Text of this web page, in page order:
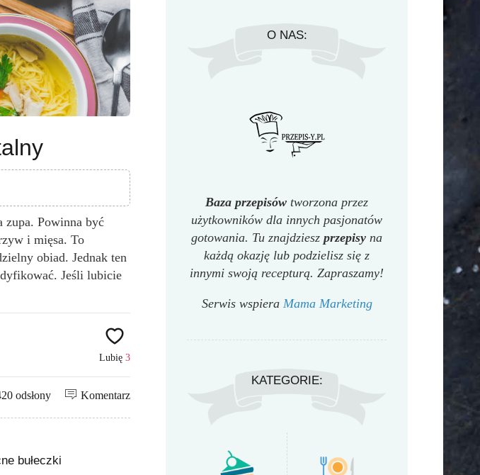
zupa. Powinna być
i mięsa. To
obiad. Jednak ten
Jeśli lubicie
Lubię 3
Komentarz
odsłony
bułeczki
O NAS:
Baza przepisów tworzona przez
użytkowników dla innych pasjonatów
gotowania. Tu znajdziesz przepisy na
każdą okazję lub podzielisz się z
innymi swoją recepturą. Zapraszamy!
Serwis wspiera Mama Marketing
KATEGORIE: